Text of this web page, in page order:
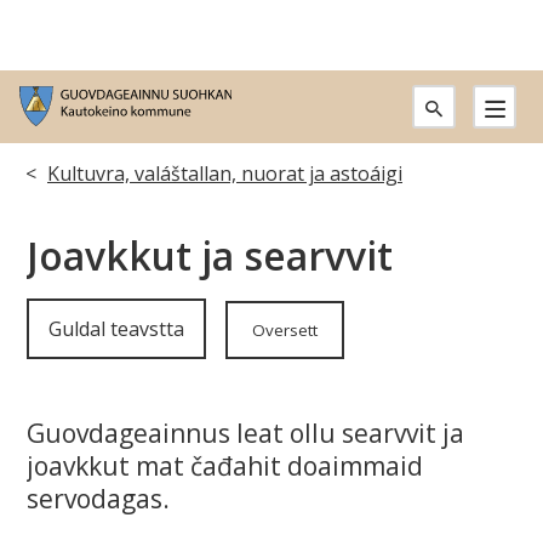
G
u
v
d
a
g
e
Don
dáppe:
Kultuvra, valáštallan, nuorat ja astoáigi
Joavkkut ja searvvit
Guldal teavstta Oversett
Guovdageainnus leat ollu searvvit ja
joavkkut mat čađahit doaimmaid
servodagas.